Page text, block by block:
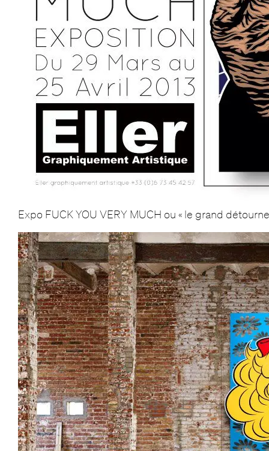
Expo FUCK YOU VERY MUCH ou « le grand